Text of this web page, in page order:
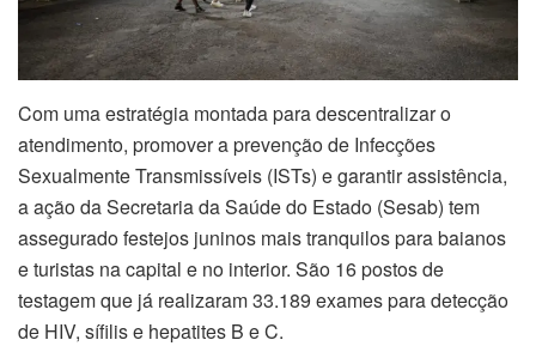
Com uma estratégia montada para descentralizar o
atendimento, promover a prevenção de Infecções
Sexualmente Transmissíveis (ISTs) e garantir assistência,
a ação da Secretaria da Saúde do Estado (Sesab) tem
assegurado festejos juninos mais tranquilos para baianos
e turistas na capital e no interior. São 16 postos de
testagem que já realizaram 33.189 exames para detecção
de HIV, sífilis e hepatites B e C.